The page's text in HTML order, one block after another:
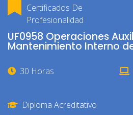
Certificados De
Profesionalidad
UF0958 Operaciones
Mantenimiento Interno
30 Horas
Diploma Acreditativo